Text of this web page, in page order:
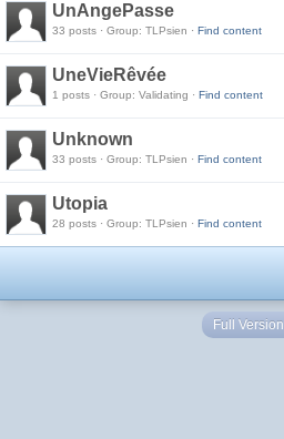
UnAngePasse
33 posts · Group: TLPsien · Find content
UneVieRêvée
1 posts · Group: Validating · Find content
Unknown
33 posts · Group: TLPsien · Find content
Utopia
28 posts · Group: TLPsien · Find content
Full Version